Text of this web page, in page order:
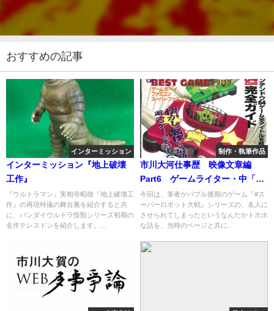
おすすめの記事
インターミッション
インターミッション『地上破壊
工作』
『ウルトラマン』実相寺昭雄『地上破壊工
作』の再現特撮の舞台裏を紹介すると共
に、バンダイウルトラ怪獣シリーズ初期の
名作テレスドンを紹介します。...
制作・執筆作品
市川大河仕事歴 映像文章編
Part6 ゲームライター・中「す
まじきものはフリーライター」
今回は、筆者がバブル後期のゲーム『#ス
ーパーロボット大戦』シリーズの、名人に
させられてしまったというなんだかトホホ
な話を、当時のページと共に...